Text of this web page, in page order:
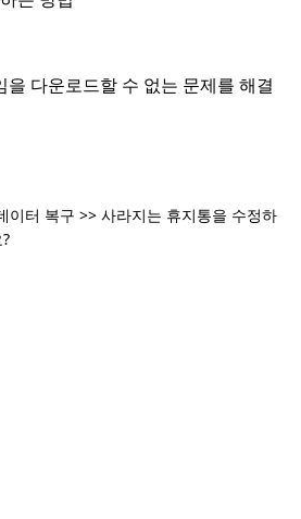
을 다운로드할 수 없는 문제를 해결
이터 복구 >> 사라지는 휴지통을 수정하